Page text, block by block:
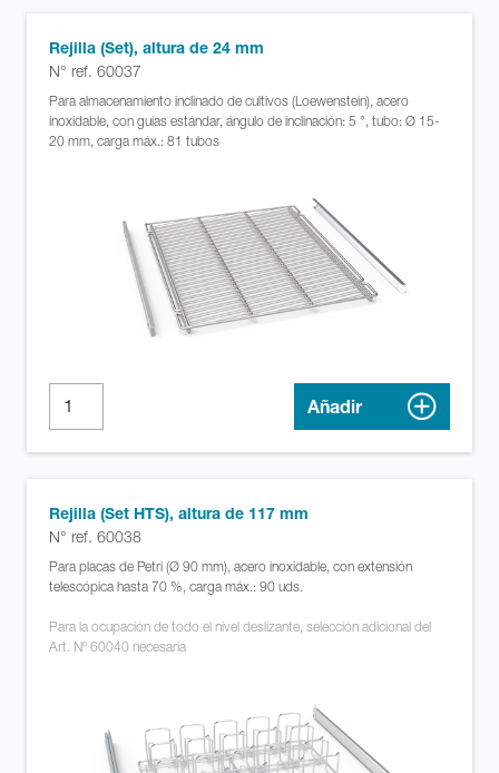
Rejilla (Set), altura de 24 mm
N° ref. 60037
Para almacenamiento inclinado de cultivos (Loewenstein), acero
inoxidable, con guías estándar, ángulo de inclinación: 5 °, tubo: Ø 15-
20 mm, carga máx.: 81 tubos
Añadir
Rejilla (Set HTS), altura de 117 mm
N° ref. 60038
Para placas de Petri (Ø 90 mm), acero inoxidable, con extensión
telescópica hasta 70 %, carga máx.: 90 uds.
Para la ocupación de todo el nivel deslizante, selección adicional del
Art. Nº 60040 necesaria